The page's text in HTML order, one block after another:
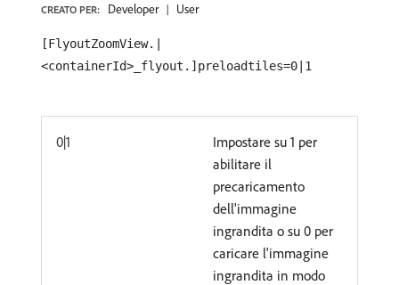
CREATO PER: Developer User
[FlyoutZoomView.|
<containerId>_flyout.]preloadtiles=0|1
0|1
Impostare su 1 per
abilitare il
precaricamento
dell'immagine
ingrandita o su 0 per
caricare l'immagine
ingrandita in modo